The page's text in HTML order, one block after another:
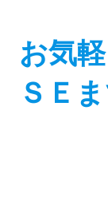
お気
ＳＥ